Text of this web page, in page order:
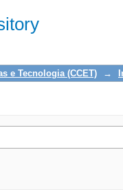
e Tecnologia (CCET) →